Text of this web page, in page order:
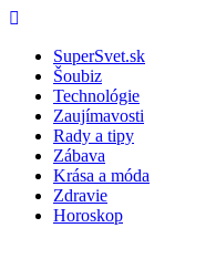
Skip
contentSuperSvet.sk
Šoubiz
Technológie
Zaujímavosti
Rady a tipy
Zábava
Krása a móda
Zdravie
Horoskop